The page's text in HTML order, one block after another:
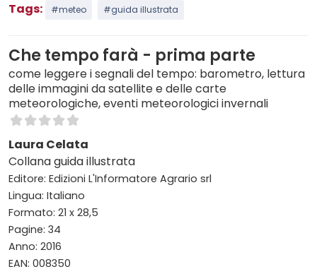
Tags:
#meteo #guida illustrata
Che tempo farà - prima parte
come leggere i segnali del tempo: barometro, lettura
delle immagini da satellite e delle carte
meteorologiche, eventi meteorologici invernali
Laura Celata
Collana guida illustrata
Editore: Edizioni L'Informatore Agrario srl
Lingua: Italiano
Formato: 21 x 28,5
Pagine: 34
Anno: 2016
EAN: 008350